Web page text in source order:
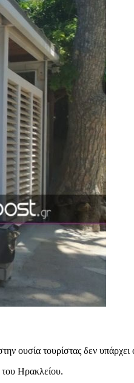
ουσία τουρίστας δεν
του Ηρακλείου.